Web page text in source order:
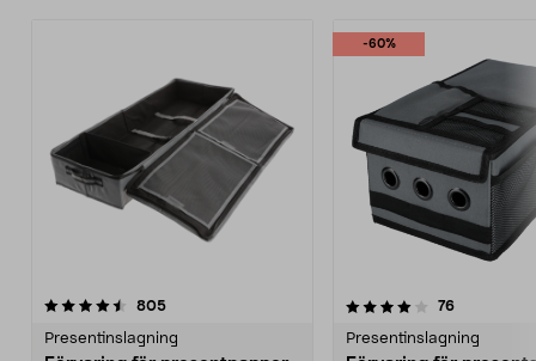
805recensioner
Presentinslagning
-60%
4.0 av 5 stjärnor 76recensioner
Presentinslagning
4.5 av 5 stjärnor